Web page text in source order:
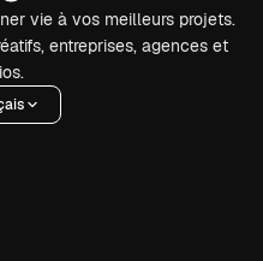
vie à vos meilleurs projets.
entreprises, agences et